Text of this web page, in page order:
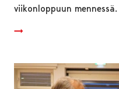
viikonloppuun mennessä.